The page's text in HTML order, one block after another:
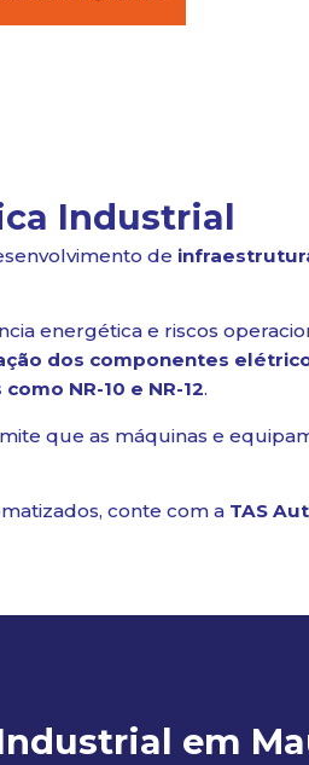
Industrial
de
energética e riscos
dos componentes
NR-10 e NR-12.
que as máquinas e
conte com a TAS
em